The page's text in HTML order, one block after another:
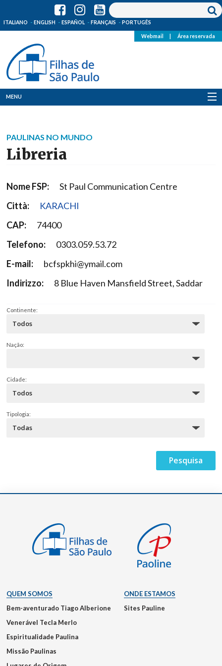
ITALIANO ENGLISH ESPAÑOL FRANÇAIS PORTUGÊS
Webmail Área reservada
MENU
Onde Estamos
Recursos
PAULINAS NO MUNDO
Libreria
Nome FSP:
St Paul Communication Centre
Città:
KARACHI
CAP:
74400
Telefono:
0303.059.53.72
E-mail:
bcfspkhi@ymail.com
Indirizzo:
8 Blue Haven Mansfield Street, Saddar
Continente:
Nação:
Cidade:
Tipologia:
QUEM SOMOS
Bem-aventurado Tiago Alberione
Venerável Tecla Merlo
Espiritualidade Paulina
Missão Paulinas
ONDE ESTAMOS
Sites Pauline